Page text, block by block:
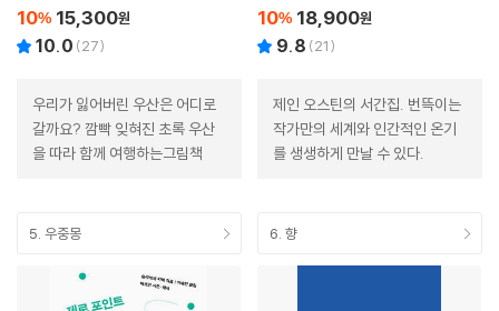
10% 15,300원
10.0 (27)
우리가 잃어버린 우산은 어디로
갈까요? 깜빡 잊혀진 초록 우산
을 따라 함께 여행하는그림책
10% 18,900원
9.8 (21)
제인 오스틴의 서간집. 번뜩이는
작가만의 세계와 인간적인 온기
를 생생하게 만날 수 있다.
5. 우중몽 6. 향